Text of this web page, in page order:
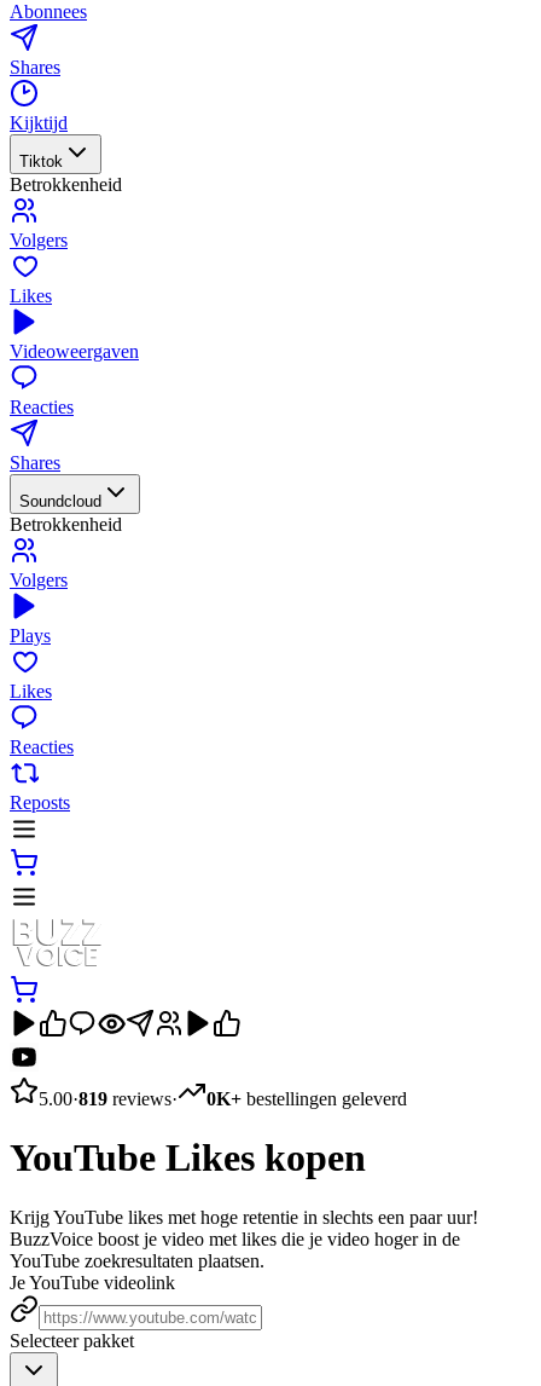
Abonnees
Shares
Kijktijd
Tiktok
Betrokkenheid
Volgers
Likes
Videoweergaven
Reacties
Shares
Soundcloud
Betrokkenheid
Volgers
Plays
Likes
Reacties
Reposts
5.00·819 reviews· 0K+ bestellingen geleverd
YouTube Likes kopen
Krijg YouTube likes met hoge retentie in slechts een paar uur!
BuzzVoice boost je video met likes die je video hoger in de
YouTube zoekresultaten plaatsen.
Je YouTube videolink
Selecteer pakket